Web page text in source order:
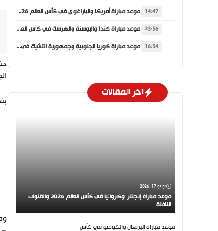
14:47 موعد مباراة أمريكا والباراغواي في كأس العالم 2026 والقنوات الناقلة
23:56 موعد مباراة كندا والبوسنة والهرسك في كأس العالم 2026 والقنوات الناقلة
16:54 موعد مباراة كوريا الجنوبية وجمهورية التشيك في كأس العالم 2026 والقنوات الناقلة
اخر المقالات
يونيو 17, 2026
موعد مباراة إنجلترا وكرواتيا في كأس العالم 2026 والقنوات
الناقلة
موعد مباراة البرتغال والكونغو في كأس